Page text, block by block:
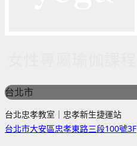
台北市
台北忠孝教室｜忠孝新生捷運站
台北市大安區忠孝東路三段100號3F